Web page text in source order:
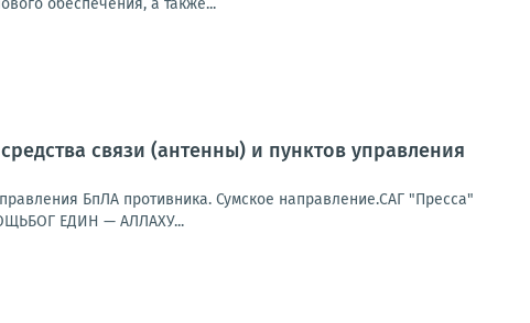
обеспечения, а также...
связи (антенны) и пунктов управления
БпЛА противника. Сумское направление.САГ "Пресса"
ЕДИН — АЛЛАХУ...